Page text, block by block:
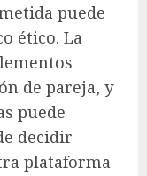
puede
ético. La
de pareja, y
puede
decidir
plataforma